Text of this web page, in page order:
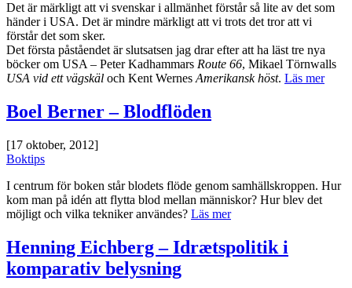
Det är märkligt att vi svenskar i allmänhet förstår så lite av det som
händer i USA. Det är mindre märkligt att vi trots det tror att vi
förstår det som sker.
Det första påståendet är slutsatsen jag drar efter att ha läst tre nya
böcker om USA – Peter Kadhammars Route 66, Mikael Törnwalls
USA vid ett vägskäl och Kent Wernes Amerikansk höst. Läs mer
Boel Berner – Blodflöden
[17 oktober, 2012]
Boktips
I centrum för boken står blodets flöde genom samhällskroppen. Hur
kom man på idén att flytta blod mellan människor? Hur blev det
möjligt och vilka tekniker användes? Läs mer
Henning Eichberg – Idrætspolitik i
komparativ belysning